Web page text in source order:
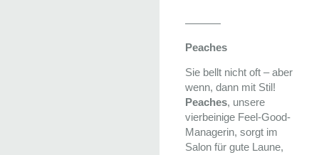
Peaches
Sie bellt nicht oft – aber
wenn, dann mit Stil!
Peaches, unsere
vierbeinige Feel-Good-
Managerin, sorgt im
Salon für gute Laune,